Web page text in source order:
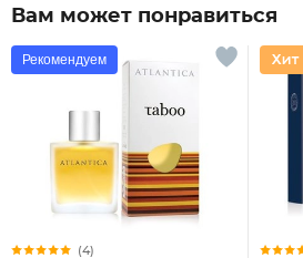
Вам может понравиться
Рекомендуем
(4)